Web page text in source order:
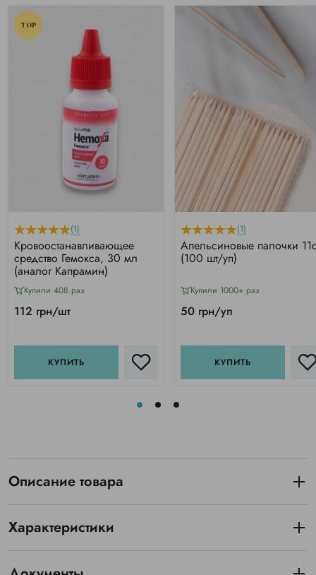
TOP
(1)
Кровоостанавливающее
средство Гемокса, 30 мл
(аналог Капрамин)
Купили 408 раз
112 грн/шт
КУПИТЬ
(1)
Апельсиновые палочки
(100 шт/уп)
Купили 1000+ раз
50 грн/уп
КУПИТЬ
Описание товара
Характеристики